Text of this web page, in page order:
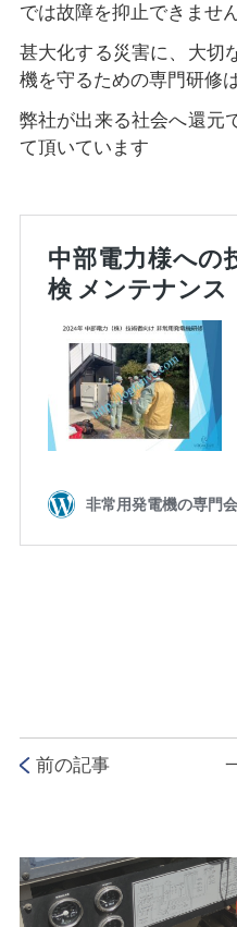
では故障を抑止できませ
甚大化する災害に、大切
機を守るための専門研修
弊社が出来る社会へ還元
て頂いています
前の記事